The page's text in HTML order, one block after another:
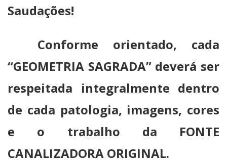
Saudações!
Conforme orientado, cada
“GEOMETRIA SAGRADA” deverá ser
respeitada integralmente dentro
de cada patologia, imagens, cores
e o trabalho da FONTE
CANALIZADORA ORIGINAL.